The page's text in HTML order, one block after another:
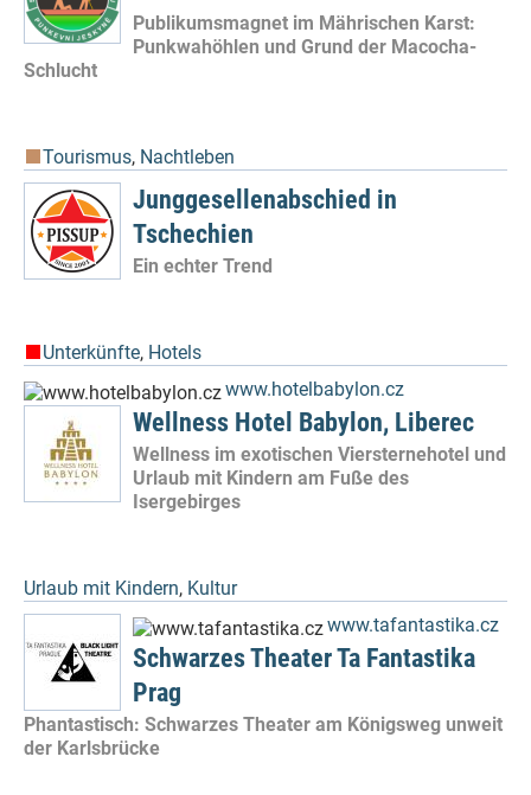
Publikumsmagnet im Mährischen Karst:
Punkwahöhlen und Grund der Macocha-
Schlucht
Tourismus, Nachtleben
Junggesellenabschied in
Tschechien
Ein echter Trend
Unterkünfte, Hotels
www.hotelbabylon.cz
Wellness Hotel Babylon, Liberec
Wellness im exotischen Viersternehotel und
Urlaub mit Kindern am Fuße des
Isergebirges
Urlaub mit Kindern, Kultur
www.tafantastika.cz
Schwarzes Theater Ta Fantastika
Prag
Phantastisch: Schwarzes Theater am Königsweg unweit
der Karlsbrücke